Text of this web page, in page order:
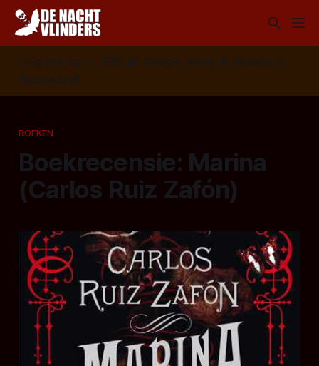
Volg ons op: 📣 RSS 📰 Google News 🦋 Bluesky
✉️
Nieuwsbrief
BOEKEN
Boekrecensie: Marina
(Carlos Ruiz Zafón)